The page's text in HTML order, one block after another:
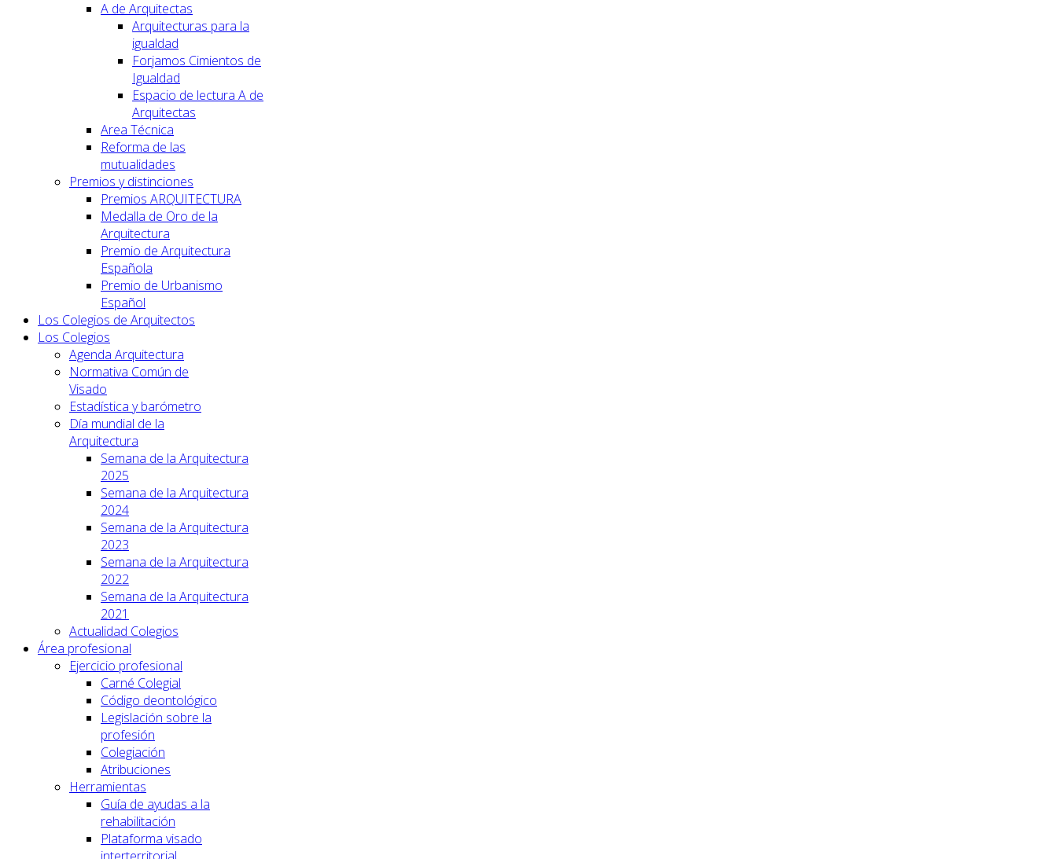
A de Arquitectas
Arquitecturas para la
igualdad
Forjamos Cimientos de
Igualdad
Espacio de lectura A de
Arquitectas
Area Técnica
Reforma de las
mutualidades
Premios y distinciones
Premios ARQUITECTURA
Medalla de Oro de la
Arquitectura
Premio de Arquitectura
Española
Premio de Urbanismo
Español
Los Colegios de Arquitectos
Los Colegios
Agenda Arquitectura
Normativa Común de
Visado
Estadística y barómetro
Día mundial de la
Arquitectura
Semana de la Arquitectura
2025
Semana de la Arquitectura
2024
Semana de la Arquitectura
2023
Semana de la Arquitectura
2022
Semana de la Arquitectura
2021
Actualidad Colegios
Área profesional
Ejercicio profesional
Carné Colegial
Código deontológico
Legislación sobre la
profesión
Colegiación
Atribuciones
Herramientas
Guía de ayudas a la
rehabilitación
Plataforma visado